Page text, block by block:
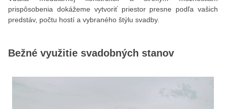
prispôsobenia dokážeme vytvoriť priestor presne podľa vašich
predstáv, počtu hostí a vybraného štýlu svadby.
Bežné využitie svadobných stanov